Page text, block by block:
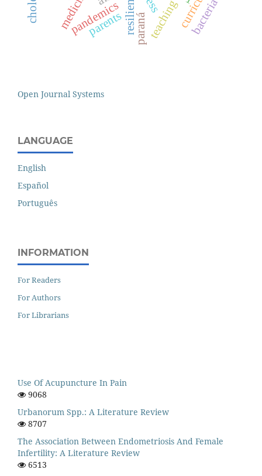
resilience teaching
pandemics bacteria
paraná
parents
Open Journal Systems
LANGUAGE
English
Español
Português
INFORMATION
For Readers
For Authors
For Librarians
Use Of Acupuncture In Pain
9068
Urbanorum Spp.: A Literature Review
8707
The Association Between Endometriosis And Female
Infertility: A Literature Review
6513